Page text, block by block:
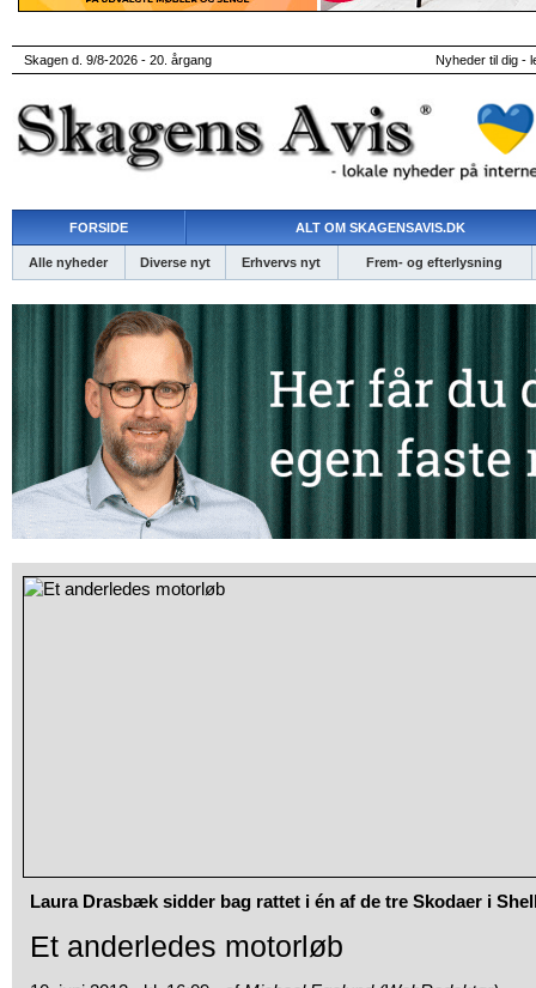
Skagen d. 9/8-2026 - 20. årgang Nyheder til dig -
FORSIDE ALT OM SKAGENSAVIS.DK
Alle nyheder Diverse nyt Erhvervs nyt Frem- og efterlysning
Laura Drasbæk sidder bag rattet i én af de tre Skodaer i
Et anderledes motorløb